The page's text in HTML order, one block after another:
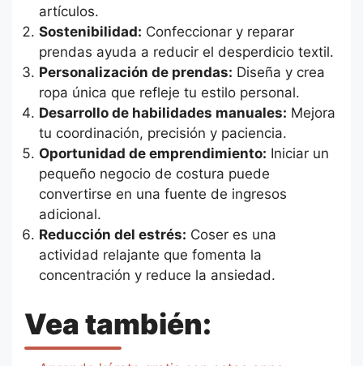
artículos.
Sostenibilidad: Confeccionar y reparar
prendas ayuda a reducir el desperdicio textil.
Personalización de prendas: Diseña y crea
ropa única que refleje tu estilo personal.
Desarrollo de habilidades manuales: Mejora
tu coordinación, precisión y paciencia.
Oportunidad de emprendimiento: Iniciar un
pequeño negocio de costura puede
convertirse en una fuente de ingresos
adicional.
Reducción del estrés: Coser es una
actividad relajante que fomenta la
concentración y reduce la ansiedad.
Vea también: